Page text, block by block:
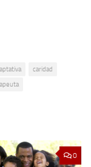
caridad
0